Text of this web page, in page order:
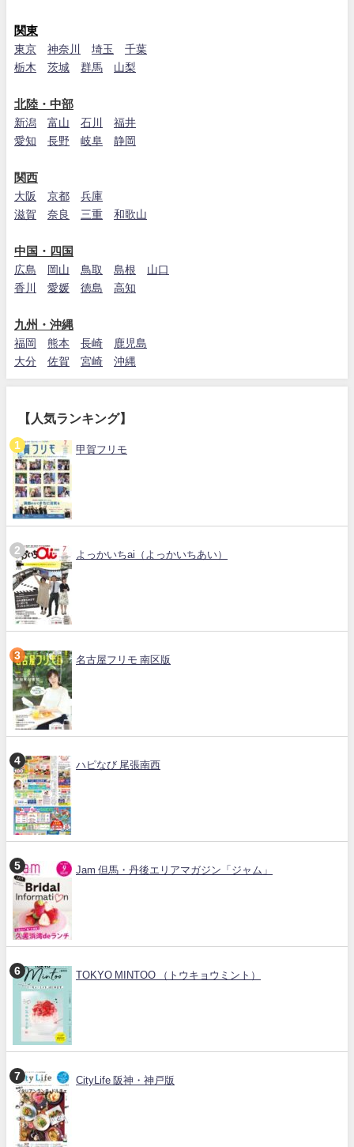
関東
東京 神奈川 埼玉
千葉
栃木
茨城 群馬 山梨
北陸・中部
新潟 富山 石川
福井
愛知
長野 岐阜 静岡
関西
大阪 京都
兵庫
滋賀
奈良 三重 和歌山
中国・四国
広島 岡山 鳥取 島根
山口
香川
愛媛 徳島 高知
九州・沖縄
福岡 熊本 長崎
鹿児島
大分
佐賀 宮崎 沖縄
【人気ランキング】
甲賀フリモ
よっかいちai（よっかいちあい）
名古屋フリモ 南区版
ハピなび 尾張南西
Jam 但馬・丹後エリアマガジン「ジャム」
TOKYO MINTOO （トウキョウミント）
CityLife 阪神・神戸版